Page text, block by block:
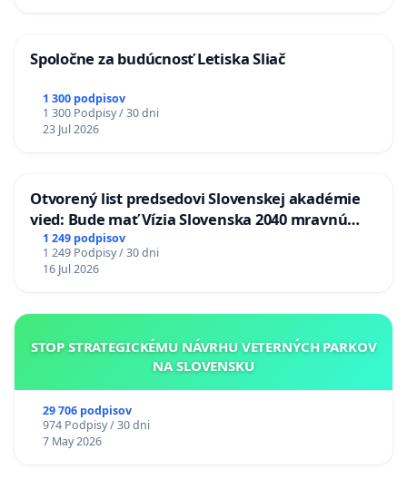
Spoločne za budúcnosť Letiska Sliač
1 300 podpisov
1 300 Podpisy / 30 dni
23 Jul 2026
Otvorený list predsedovi Slovenskej akadémie
vied: Bude mať Vízia Slovenska 2040 mravnú
chrbticu?
1 249 podpisov
1 249 Podpisy / 30 dni
16 Jul 2026
STOP STRATEGICKÉMU NÁVRHU VETERNÝCH PARKOV
NA SLOVENSKU
29 706 podpisov
974 Podpisy / 30 dni
7 May 2026